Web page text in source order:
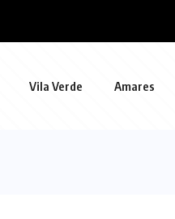
Vila Verde Amares